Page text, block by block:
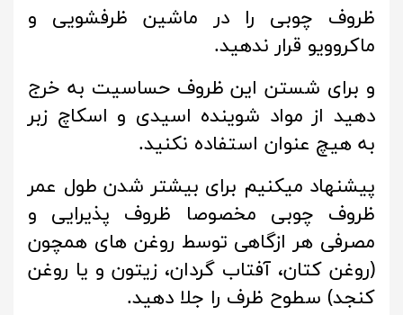
ظروف چوبی را در ماشین ظرفشویی و
ماکروویو قرار ندهید.
و برای شستن این ظروف حساسیت به خرج
دهید از مواد شوینده اسیدی و اسکاچ زبر
به هیچ عنوان استفاده نکنید.
پیشنهاد میکنیم برای بیشتر شدن طول عمر
ظروف چوبی مخصوصا ظروف پذیرایی و
مصرفی هر ازگاهی توسط روغن های همچون
(روغن کتان، آفتاب گردان، زیتون و یا روغن
کنجد) سطوح ظرف را جلا دهید.